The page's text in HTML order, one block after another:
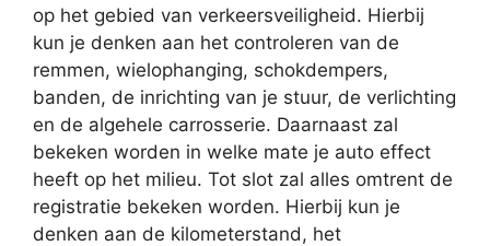
op het gebied van verkeersveiligheid. Hierbij
kun je denken aan het controleren van de
remmen, wielophanging, schokdempers,
banden, de inrichting van je stuur, de verlichting
en de algehele carrosserie. Daarnaast zal
bekeken worden in welke mate je auto effect
heeft op het milieu. Tot slot zal alles omtrent de
registratie bekeken worden. Hierbij kun je
denken aan de kilometerstand, het